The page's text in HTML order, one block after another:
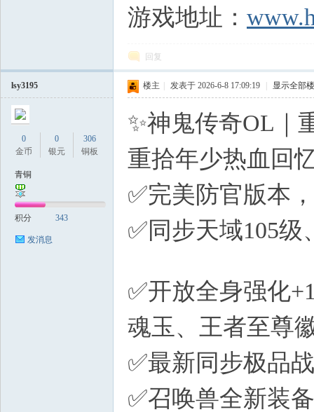
游戏地址：
回复
lsy3195
0
金币
0
银元
306
铜板
青铜
积分 343
发消息
楼主 发表于 2026-6-8 17:09:19 显示全部
✨神鬼传奇OL｜
重拾年少热血回
✅完美防官版本
✅同步天域105
✅开放全身强化
魂玉、王者至尊
✅最新同步极品
✅召唤兽全新装